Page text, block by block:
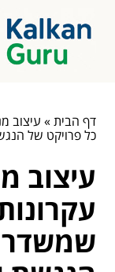
דף הבית» עיצוב
כל פרויקט של
עיצוב